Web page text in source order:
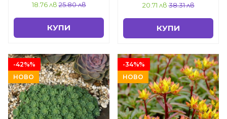
18.76 лв 25.80 лв
КУПИ
20.71 лв 38.31 лв
КУПИ
-42%%
НОВО
-34%%
НОВО